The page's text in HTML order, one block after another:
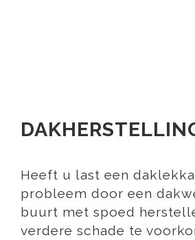
Heeft u last een
probleem door een
buurt met spoed
verdere schade te